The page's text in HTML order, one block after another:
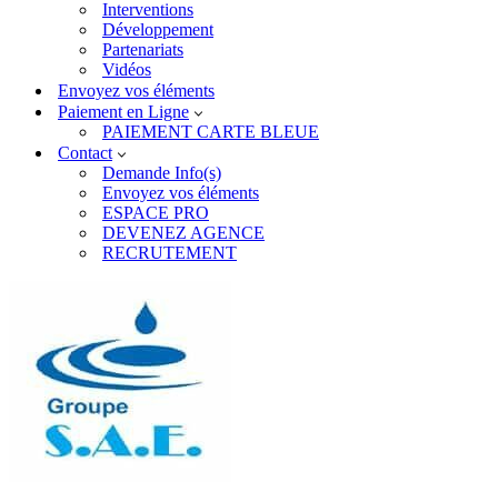
Interventions
Développement
Partenariats
Vidéos
Envoyez vos éléments
Paiement en Ligne
PAIEMENT CARTE BLEUE
Contact
Demande Info(s)
Envoyez vos éléments
ESPACE PRO
DEVENEZ AGENCE
RECRUTEMENT